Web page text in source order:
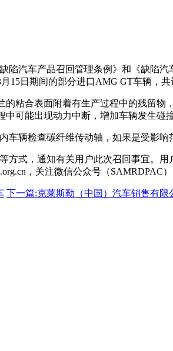
陷汽车产品召回管理条例》和《缺陷
15日期间的部分进口AMG GT车辆，共
粘合表面附着有生产过程中的残留
可能出现动力中断，增加车辆发生碰
辆检查碳纤维传动轴，如果是受影响
式，通知有关用户此次召回事宜。
，关注微信公众号（SAMRDPAC
下一篇:克莱斯勒（中国）汽车销售有